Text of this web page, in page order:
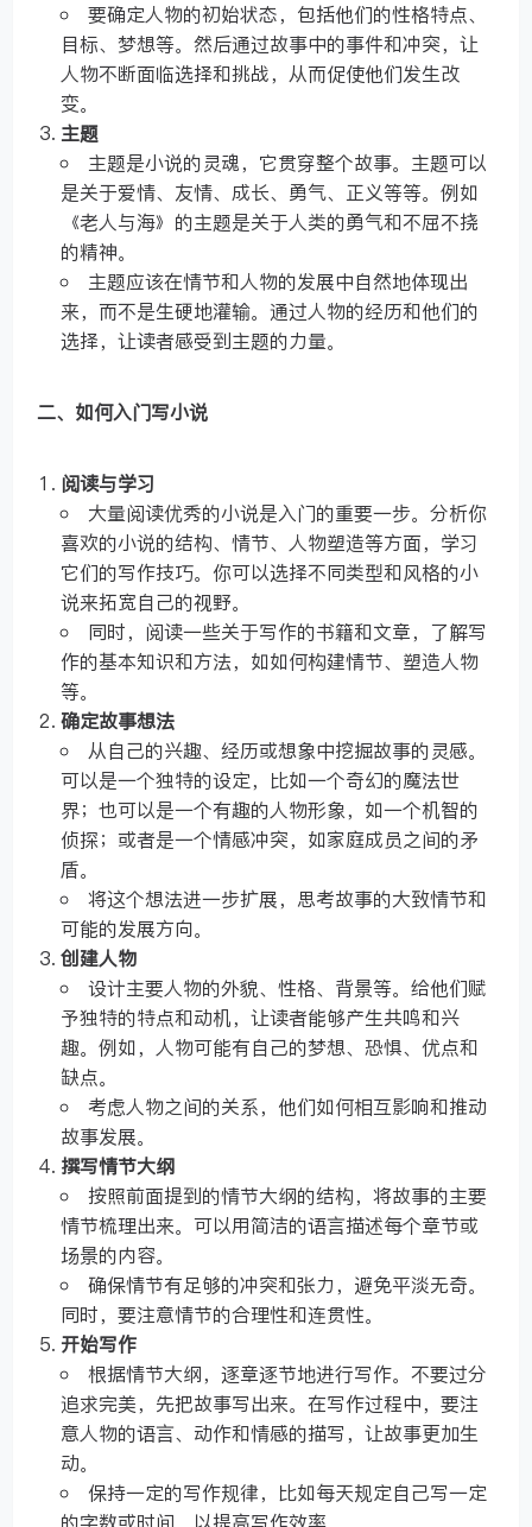
要确定人物的初始状态，包括他们的性格特点、
目标、梦想等。然后通过故事中的事件和冲突，让
人物不断面临选择和挑战，从而促使他们发生改
变。
主题
主题是小说的灵魂，它贯穿整个故事。主题可以
是关于爱情、友情、成长、勇气、正义等等。例如
《老人与海》的主题是关于人类的勇气和不屈不挠
的精神。
主题应该在情节和人物的发展中自然地体现出
来，而不是生硬地灌输。通过人物的经历和他们的
选择，让读者感受到主题的力量。
二、如何入门写小说
阅读与学习
大量阅读优秀的小说是入门的重要一步。分析你
喜欢的小说的结构、情节、人物塑造等方面，学习
它们的写作技巧。你可以选择不同类型和风格的小
说来拓宽自己的视野。
同时，阅读一些关于写作的书籍和文章，了解写
作的基本知识和方法，如如何构建情节、塑造人物
等。
确定故事想法
从自己的兴趣、经历或想象中挖掘故事的灵感。
可以是一个独特的设定，比如一个奇幻的魔法世
界；也可以是一个有趣的人物形象，如一个机智的
侦探；或者是一个情感冲突，如家庭成员之间的矛
盾。
将这个想法进一步扩展，思考故事的大致情节和
可能的发展方向。
创建人物
设计主要人物的外貌、性格、背景等。给他们赋
予独特的特点和动机，让读者能够产生共鸣和兴
趣。例如，人物可能有自己的梦想、恐惧、优点和
缺点。
考虑人物之间的关系，他们如何相互影响和推动
故事发展。
撰写情节大纲
按照前面提到的情节大纲的结构，将故事的主要
情节梳理出来。可以用简洁的语言描述每个章节或
场景的内容。
确保情节有足够的冲突和张力，避免平淡无奇。
同时，要注意情节的合理性和连贯性。
开始写作
根据情节大纲，逐章逐节地进行写作。不要过分
追求完美，先把故事写出来。在写作过程中，要注
意人物的语言、动作和情感的描写，让故事更加生
动。
保持一定的写作规律，比如每天规定自己写一定